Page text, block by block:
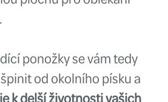
spolehlivost a